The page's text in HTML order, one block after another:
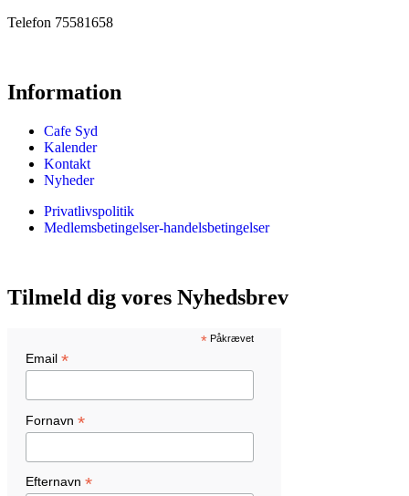
Telefon 75581658
Information
Cafe Syd
Kalender
Kontakt
Nyheder
Privatlivspolitik
Medlemsbetingelser-handelsbetingelser
Tilmeld dig vores Nyhedsbrev
*Påkrævet
Email *
Fornavn *
Efternavn *